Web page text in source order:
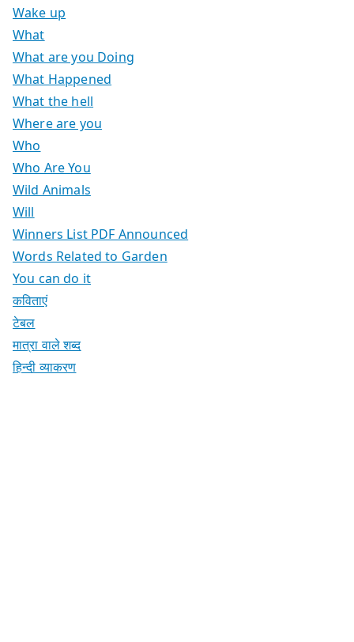
Wake up
What
What are you Doing
What Happened
What the hell
Where are you
Who
Who Are You
Wild Animals
Will
Winners List PDF Announced
Words Related to Garden
You can do it
कविताएं
टेबल
मात्रा वाले शब्द
हिन्दी व्याकरण